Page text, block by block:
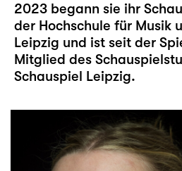
2023 begann sie ihr
der Hochschule für Musik
Leipzig und ist seit der
Mitglied des
Schauspiel Leipzig.